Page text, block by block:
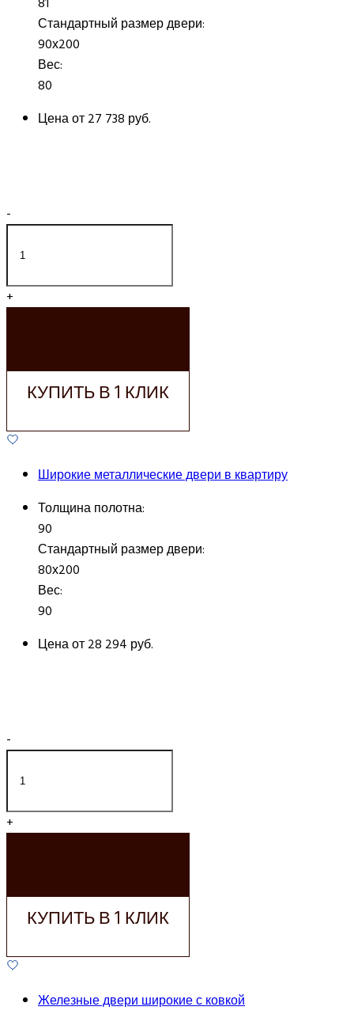
Стандартный размер двери:
90х200
Вес:
80
Цена от27 738 руб.
-
+
КУПИТЬ В 1 КЛИК
Широкие металлические двери в квартиру
Толщина полотна:
90
Стандартный размер двери:
80х200
Вес:
90
Цена от28 294 руб.
-
+
КУПИТЬ В 1 КЛИК
Железные двери широкие с ковкой